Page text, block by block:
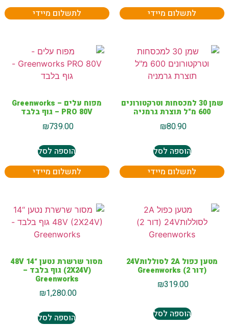
לתשלום מיידי
לתשלום מיידי
שמן 30 למכסחות וטרקטורונים
600 מ"ל תוצרת גרמניה
₪80.90
הוספה לסל
לתשלום מיידי
מפוח עלים – Greenworks
PRO 80V – גוף בלבד
₪739.00
הוספה לסל
לתשלום מיידי
מטען כפול 2A לסוללות24V
(דור 2) Greenworks
₪319.00
הוספה לסל
מסור שרשרת נטען “14 48V
(2X24V) גוף בלבד –
Greenworks
₪1,280.00
הוספה לסל